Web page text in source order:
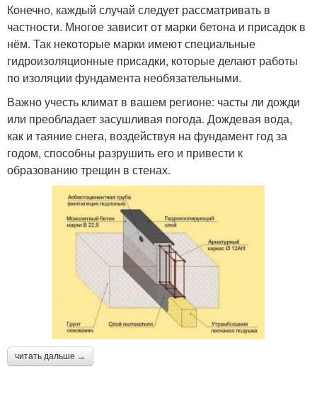
Конечно, каждый случай следует рассматривать в
частности. Многое зависит от марки бетона и присадок в
нём. Так некоторые марки имеют специальные
гидроизоляционные присадки, которые делают работы
по изоляции фундамента необязательными.
Важно учесть климат в вашем регионе: часты ли дожди
или преобладает засушливая погода. Дождевая вода,
как и таяние снега, воздействуя на фундамент год за
годом, способны разрушить его и привести к
образованию трещин в стенах.
читать дальше →